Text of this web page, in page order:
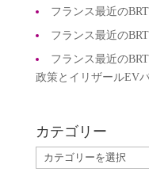
フランス最近の
フランス最近の
フランス最近の
政策とイリザールEV
カテゴリー
カ